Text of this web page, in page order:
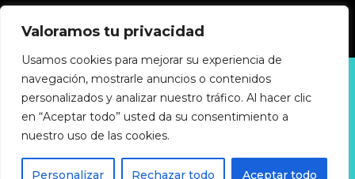
Valoramos tu privacidad
Usamos cookies para mejorar su experiencia de
navegación, mostrarle anuncios o contenidos
personalizados y analizar nuestro tráfico. Al hacer clic
en “Aceptar todo” usted da su consentimiento a
nuestro uso de las cookies.
Personalizar Rechazar todo Aceptar todo
GUIA-INDUSTRIAL © 2025 Todos los derechos
Política de privacidad
Política de cookies
Accesibilidad
Aviso legal